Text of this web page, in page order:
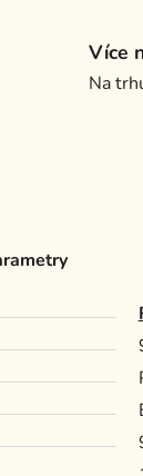
Více
Na